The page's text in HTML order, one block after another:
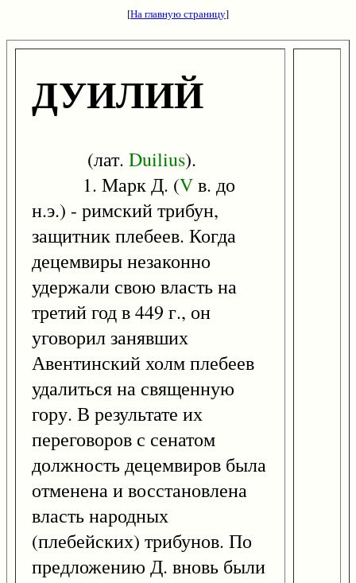
[На главную страницу]
ДУИЛИЙ
(лат. Duilius).
1. Марк Д. (Vв. до
н.э.) - римский трибун,
защитник плебеев. Когда
децемвиры незаконно
удержали свою власть на
третий год в 449 г., он
уговорил занявших
Авентинский холм плебеев
удалиться на священную
гору. В результате их
переговоров с сенатом
должность децемвиров была
отменена и восстановлена
власть народных
(плебейских) трибунов. По
предложению Д. вновь были